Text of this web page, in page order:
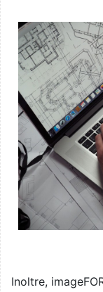
Inoltre,